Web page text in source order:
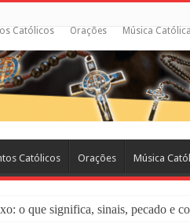
Católicos Orações Música Católica
Católicos Orações Música
o que significa, sinais, pecado e